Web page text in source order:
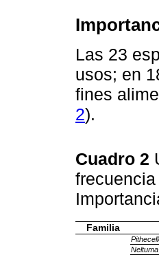
Las 23
usos; en
fines
2).
Cuadro 2
Familia